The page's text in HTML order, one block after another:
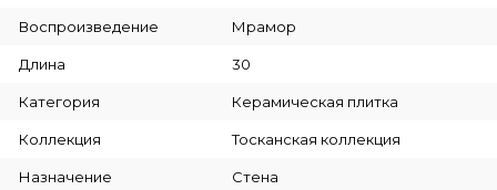
Воспроизведение Мрамор
Длина 30
Категория Керамическая плитка
Коллекция Тосканская коллекция
Назначение Стена